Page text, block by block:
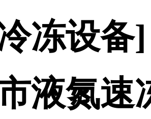
冻设备]
液氮速